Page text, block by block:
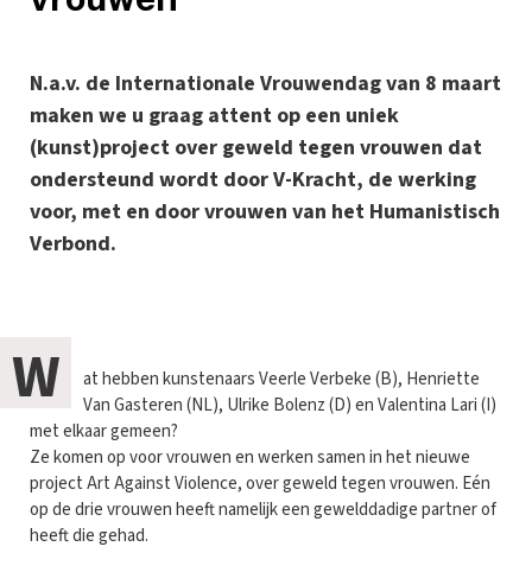
N.a.v. de Internationale Vrouwendag van 8 maart
maken we u graag attent op een uniek
(kunst)project over geweld tegen vrouwen dat
ondersteund wordt door V-Kracht, de werking
voor, met en door vrouwen van het Humanistisch
Verbond.
W
at hebben kunstenaars Veerle Verbeke (B), Henriette
Van Gasteren (NL), Ulrike Bolenz (D) en Valentina Lari (I)
met elkaar gemeen?
Ze komen op voor vrouwen en werken samen in het nieuwe
project Art Against Violence, over geweld tegen vrouwen. Eén
op de drie vrouwen heeft namelijk een gewelddadige partner of
heeft die gehad.